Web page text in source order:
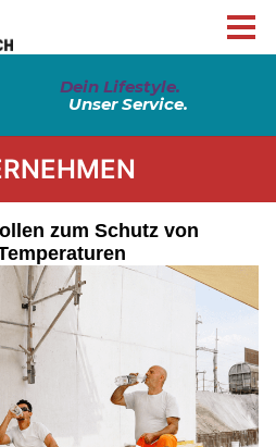
zum Schutz von